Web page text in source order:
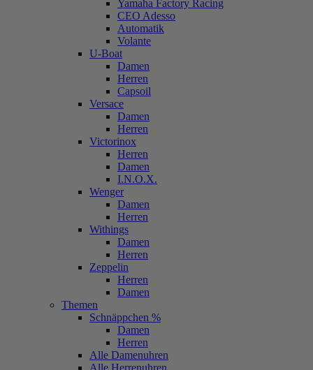
Yamaha Factory Racing
CEO Adesso
Automatik
Volante
U-Boat
Damen
Herren
Capsoil
Versace
Damen
Herren
Victorinox
Herren
Damen
I.N.O.X.
Wenger
Damen
Herren
Withings
Damen
Herren
Zeppelin
Herren
Damen
Themen
Schnäppchen %
Damen
Herren
Alle Damenuhren
Alle Herrenuhren